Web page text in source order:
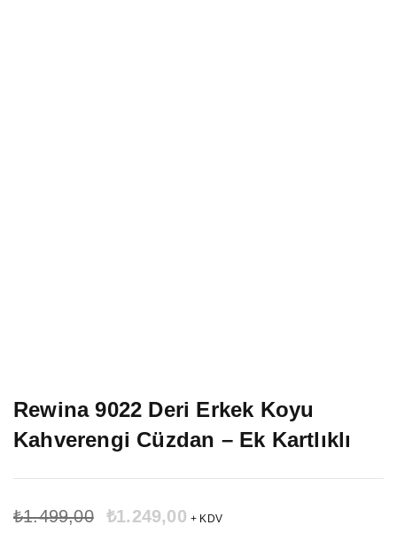
Rewina 9022 Deri Erkek Koyu
Kahverengi Cüzdan – Ek Kartlıklı
SALE ENDS IN:
₺1.499,00 ₺1.249,00 + KDV